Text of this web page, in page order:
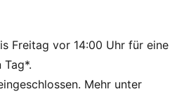
ULTRAWEAVE Material und
Fit Performance auf
ist mit den Namen und
Freitag vor 14:00 Uhr für eine
Tag*.
Mehr unter